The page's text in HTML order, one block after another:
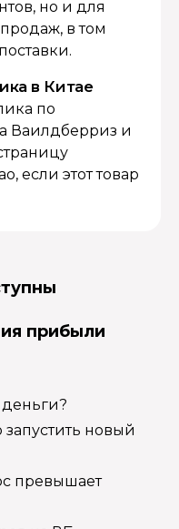
но и для
в том
в Китае
по
Ваилдберриз и
если этот товар
прибыли
деньги?
новый
превышает